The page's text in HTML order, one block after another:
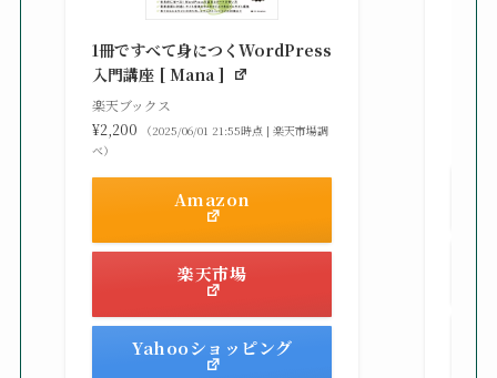
1冊ですべて身につくWordPress
入門講座 [ Mana ]
楽天ブックス
¥2,200
（2025/06/01 21:55時点 | 楽天市場調
べ）
Amazon
楽天市場
Yahooショッピング